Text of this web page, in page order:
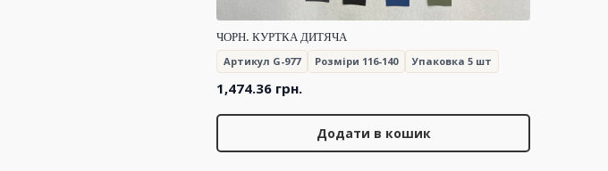
ЧОРН. КУРТКА ДИТЯЧА
Артикул G-977
Розміри 116-140 Упаковка 5 шт
1,474.36 грн.
Додати в кошик